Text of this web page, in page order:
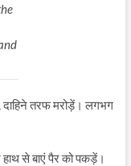
दाहिने तरफ मरोड़ें। लगभग
से बाएं पैर को पकड़ें।